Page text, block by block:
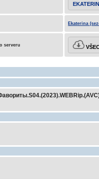
Ekaterina
serveru